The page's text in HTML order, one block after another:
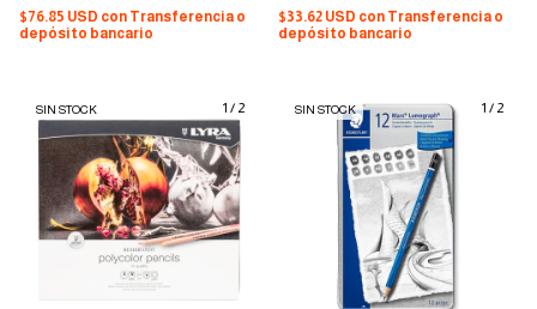
$76.85 USD con Transferencia o
depósito bancario
$33.62 USD con Transferencia o
depósito bancario
1 / 2
SIN STOCK 1 / 2
SIN STOCK